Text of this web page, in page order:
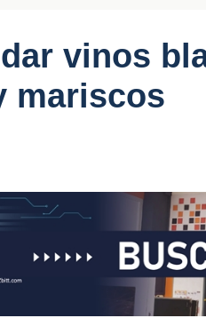
vinos
mariscos